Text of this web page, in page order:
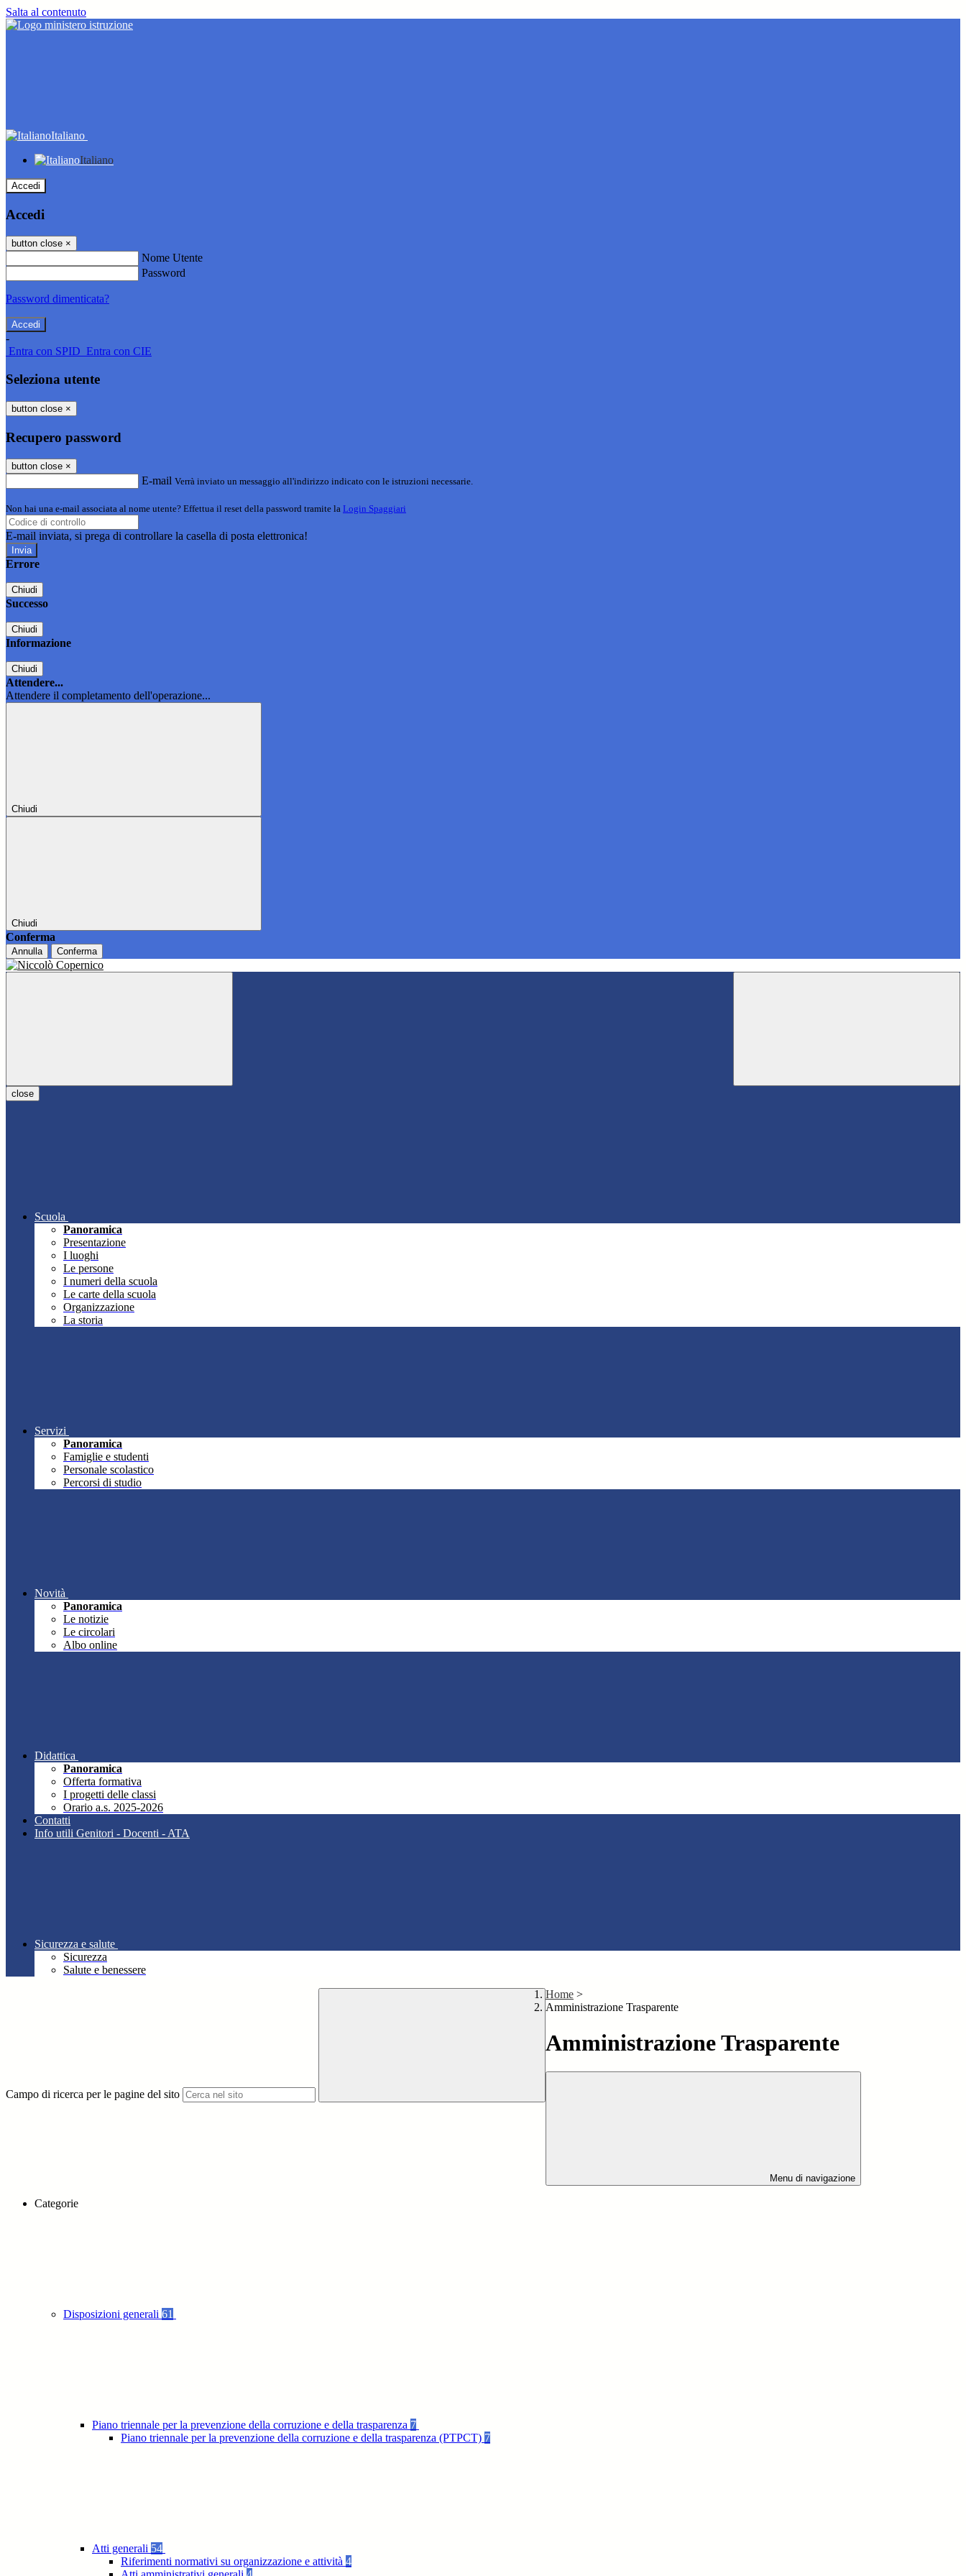
Salta al contenuto
Italiano
Italiano
Accedi
Accedi
button close ×
Nome Utente
Password
Password dimenticata?
-
Entra con SPID Entra con CIE
Seleziona utente
button close ×
Recupero password
button close ×
E-mail Verrà inviato un messaggio all'indirizzo indicato con le istruzioni necessarie.
Non hai una e-mail associata al nome utente? Effettua il reset della password tramite la Login Spaggiari
E-mail inviata, si prega di controllare la casella di posta elettronica!
Errore
Chiudi
Successo
Chiudi
Informazione
Chiudi
Attendere...
Attendere il completamento dell'operazione...
Chiudi
Chiudi
Conferma
Annulla Conferma
close
Scuola
Panoramica
Presentazione
I luoghi
Le persone
I numeri della scuola
Le carte della scuola
Organizzazione
La storia
Servizi
Panoramica
Famiglie e studenti
Personale scolastico
Percorsi di studio
Novità
Panoramica
Le notizie
Le circolari
Albo online
Didattica
Panoramica
Offerta formativa
I progetti delle classi
Orario a.s. 2025-2026
Contatti
Info utili Genitori - Docenti - ATA
Sicurezza e salute
Sicurezza
Salute e benessere
Campo di ricerca per le pagine del sito
Home >
Amministrazione Trasparente
Amministrazione Trasparente
Menu di navigazione
Categorie
Disposizioni generali 61
Piano triennale per la prevenzione della corruzione e della trasparenza 7
Piano triennale per la prevenzione della corruzione e della trasparenza (PTPCT) 7
Atti generali 54
Riferimenti normativi su organizzazione e attività 4